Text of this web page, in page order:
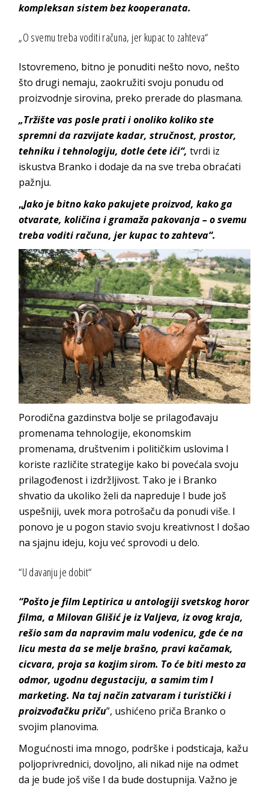
kompleksan sistem bez kooperanata.
„O svemu treba voditi računa, jer kupac to zahteva“
Istovremeno, bitno je ponuditi nešto novo, nešto
što drugi nemaju, zaokružiti svoju ponudu od
proizvodnje sirovina, preko prerade do plasmana.
„Tržište vas posle prati i onoliko koliko ste
spremni da razvijate kadar, stručnost, prostor,
tehniku i tehnologiju, dotle ćete ići“, tvrdi iz
iskustva Branko i dodaje da na sve treba obraćati
pažnju.
„Jako je bitno kako pakujete proizvod, kako ga
otvarate, količina i gramaža pakovanja – o svemu
treba voditi računa, jer kupac to zahteva“.
Porodična gazdinstva bolje se prilagođavaju
promenama tehnologije, ekonomskim
promenama, društvenim i političkim uslovima I
koriste različite strategije kako bi povećala svoju
prilagođenost i izdržljivost. Tako je i Branko
shvatio da ukoliko želi da napreduje I bude još
uspešniji, uvek mora potrošaču da ponudi više. I
ponovo je u pogon stavio svoju kreativnost I došao
na sjajnu ideju, koju već sprovodi u delo.
“U davanju je dobit“
“Pošto je film Leptirica u antologiji svetskog horor
filma, a Milovan Glišić je iz Valjeva, iz ovog kraja,
rešio sam da napravim malu vodenicu, gde će na
licu mesta da se melje brašno, pravi kačamak,
cicvara, proja sa kozjim sirom. To će biti mesto za
odmor, ugodnu degustaciju, a samim tim I
marketing. Na taj način zatvaram i turistički i
proizvođačku priču”, ushićeno priča Branko o
svojim planovima.
Mogućnosti ima mnogo, podrške i podsticaja, kažu
poljoprivrednici, dovoljno, ali nikad nije na odmet
da je bude još više I da bude dostupnija. Važno je